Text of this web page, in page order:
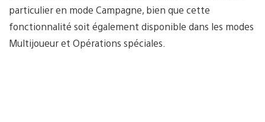
particulier en mode Campagne, bien que cette
fonctionnalité soit également disponible dans les modes
Multijoueur et Opérations spéciales.